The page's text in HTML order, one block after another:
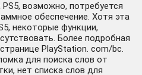
возможно, потребуется
обеспечение. Хотя эта
некоторые функции,
Более подробная
PlayStation. com/bc.
для поиска слов от
нет списка слов для